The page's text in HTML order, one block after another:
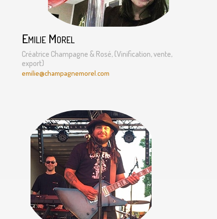
Emilie Morel
Créatrice Champagne & Rosé, (Vinification, vente,
export)
emilie@champagnemorel.com